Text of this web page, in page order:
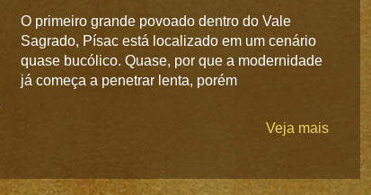
O primeiro grande povoado dentro do Vale
Sagrado, Písac está localizado em um cenário
quase bucólico. Quase, por que a modernidade
já começa a penetrar lenta, porém
Veja mais